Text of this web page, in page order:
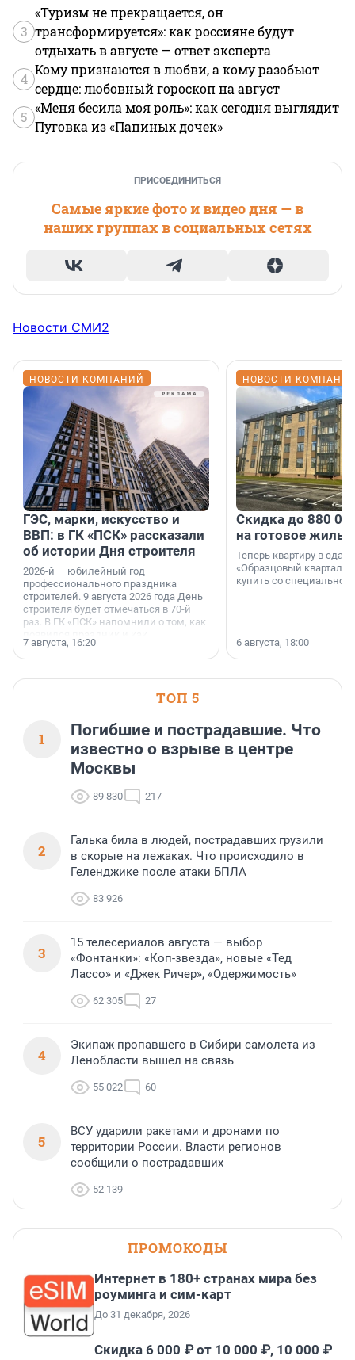
3
«Туризм не прекращается, он
трансформируется»: как россияне будут
отдыхать в августе — ответ эксперта
4
Кому признаются в любви, а кому разобьют
сердце: любовный гороскоп на август
5
«Меня бесила моя роль»: как сегодня выглядит
Пуговка из «Папиных дочек»
ПРИСОЕДИНИТЬСЯ
Самые яркие фото и видео дня — в
наших группах в социальных сетях
Новости СМИ2
НОВОСТИ КОМПАНИЙ
ГЭС, марки, искусство и
ВВП: в ГК «ПСК» рассказали
об истории Дня строителя
2026-й — юбилейный год
профессионального праздника
строителей. 9 августа 2026 года День
строителя будет отмечаться в 70-й
раз. В ГК «ПСК» напомнили о том, как
поменялась роль строительства.
7 августа, 16:20
НОВОСТИ
Скидка до 880
на готовое
Теперь квартиру в
«Образцовый квартал
купить со специальной
6 августа, 18:00
ТОП 5
1
Погибшие и пострадавшие. Что
известно о взрыве в центре
Москвы
89 830 217
2
Галька била в людей, пострадавших грузили
в скорые на лежаках. Что происходило в
Геленджике после атаки БПЛА
83 926
3
15 телесериалов августа — выбор
«Фонтанки»: «Коп-звезда», новые «Тед
Лассо» и «Джек Ричер», «Одержимость»
62 305 27
4
Экипаж пропавшего в Сибири самолета из
Ленобласти вышел на связь
55 022 60
5
ВСУ ударили ракетами и дронами по
территории России. Власти регионов
сообщили о пострадавших
52 139
ПРОМОКОДЫ
Интернет в 180+ странах мира без
роуминга и сим-карт
До 31 декабря, 2026
Скидка 6 000 ₽ от 10 000 ₽, 10 000 ₽